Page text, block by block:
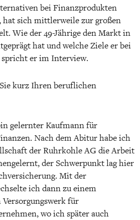
bei Finanzprodukten
hat sich mittlerweile zur großen
Wie der 49-Jährige den Markt in
hat und welche Ziele er bei
er im Interview.
kurz Ihren beruflichen
gelernter Kaufmann für
Nach dem Abitur habe ich
der Ruhrkohle AG die Arbeit
der Schwerpunkt lag hier
Mit der
ich dann zu einem
für
wo ich später auch